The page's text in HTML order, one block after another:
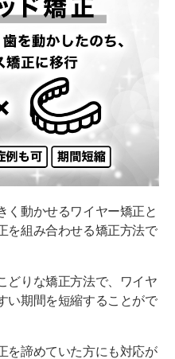
く動かせるワイヤー矯正と
を組み合わせる矯正方法で
どりな矯正方法で、ワイヤ
い期間を短縮することがで
を諦めていた方にも対応が